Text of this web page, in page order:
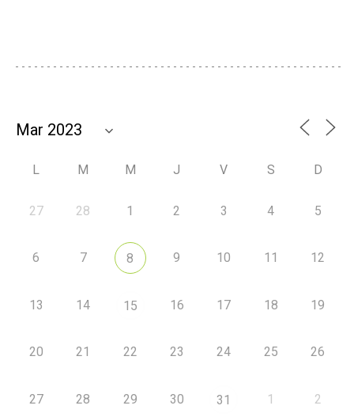
L M M J V S D
27 28 1 2 3 4 5
6 7 8 9 10 11 12
13 14 15 16 17 18 19
20 21 22 23 24 25 26
27 28 29 30 31 1 2